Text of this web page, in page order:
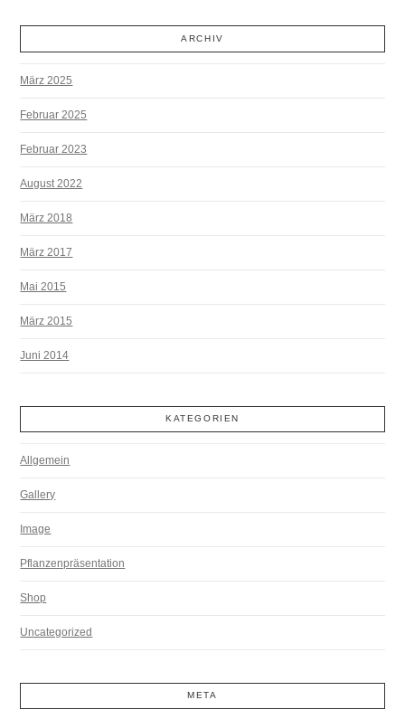
ARCHIV
März 2025
Februar 2025
Februar 2023
August 2022
März 2018
März 2017
Mai 2015
März 2015
Juni 2014
KATEGORIEN
Allgemein
Gallery
Image
Pflanzenpräsentation
Shop
Uncategorized
META